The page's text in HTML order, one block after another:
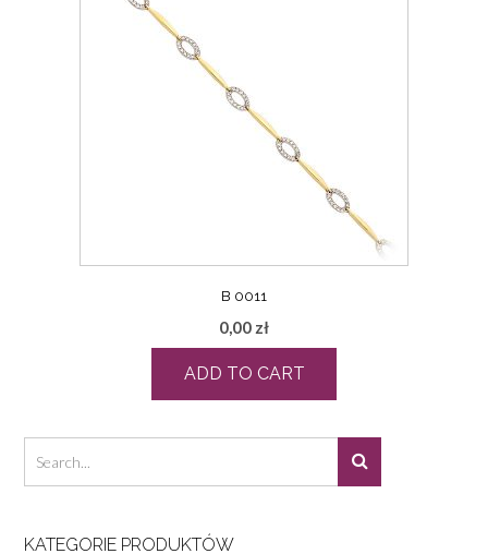
B 0011
0,00 zł
ADD TO CART
KATEGORIE PRODUKTÓW